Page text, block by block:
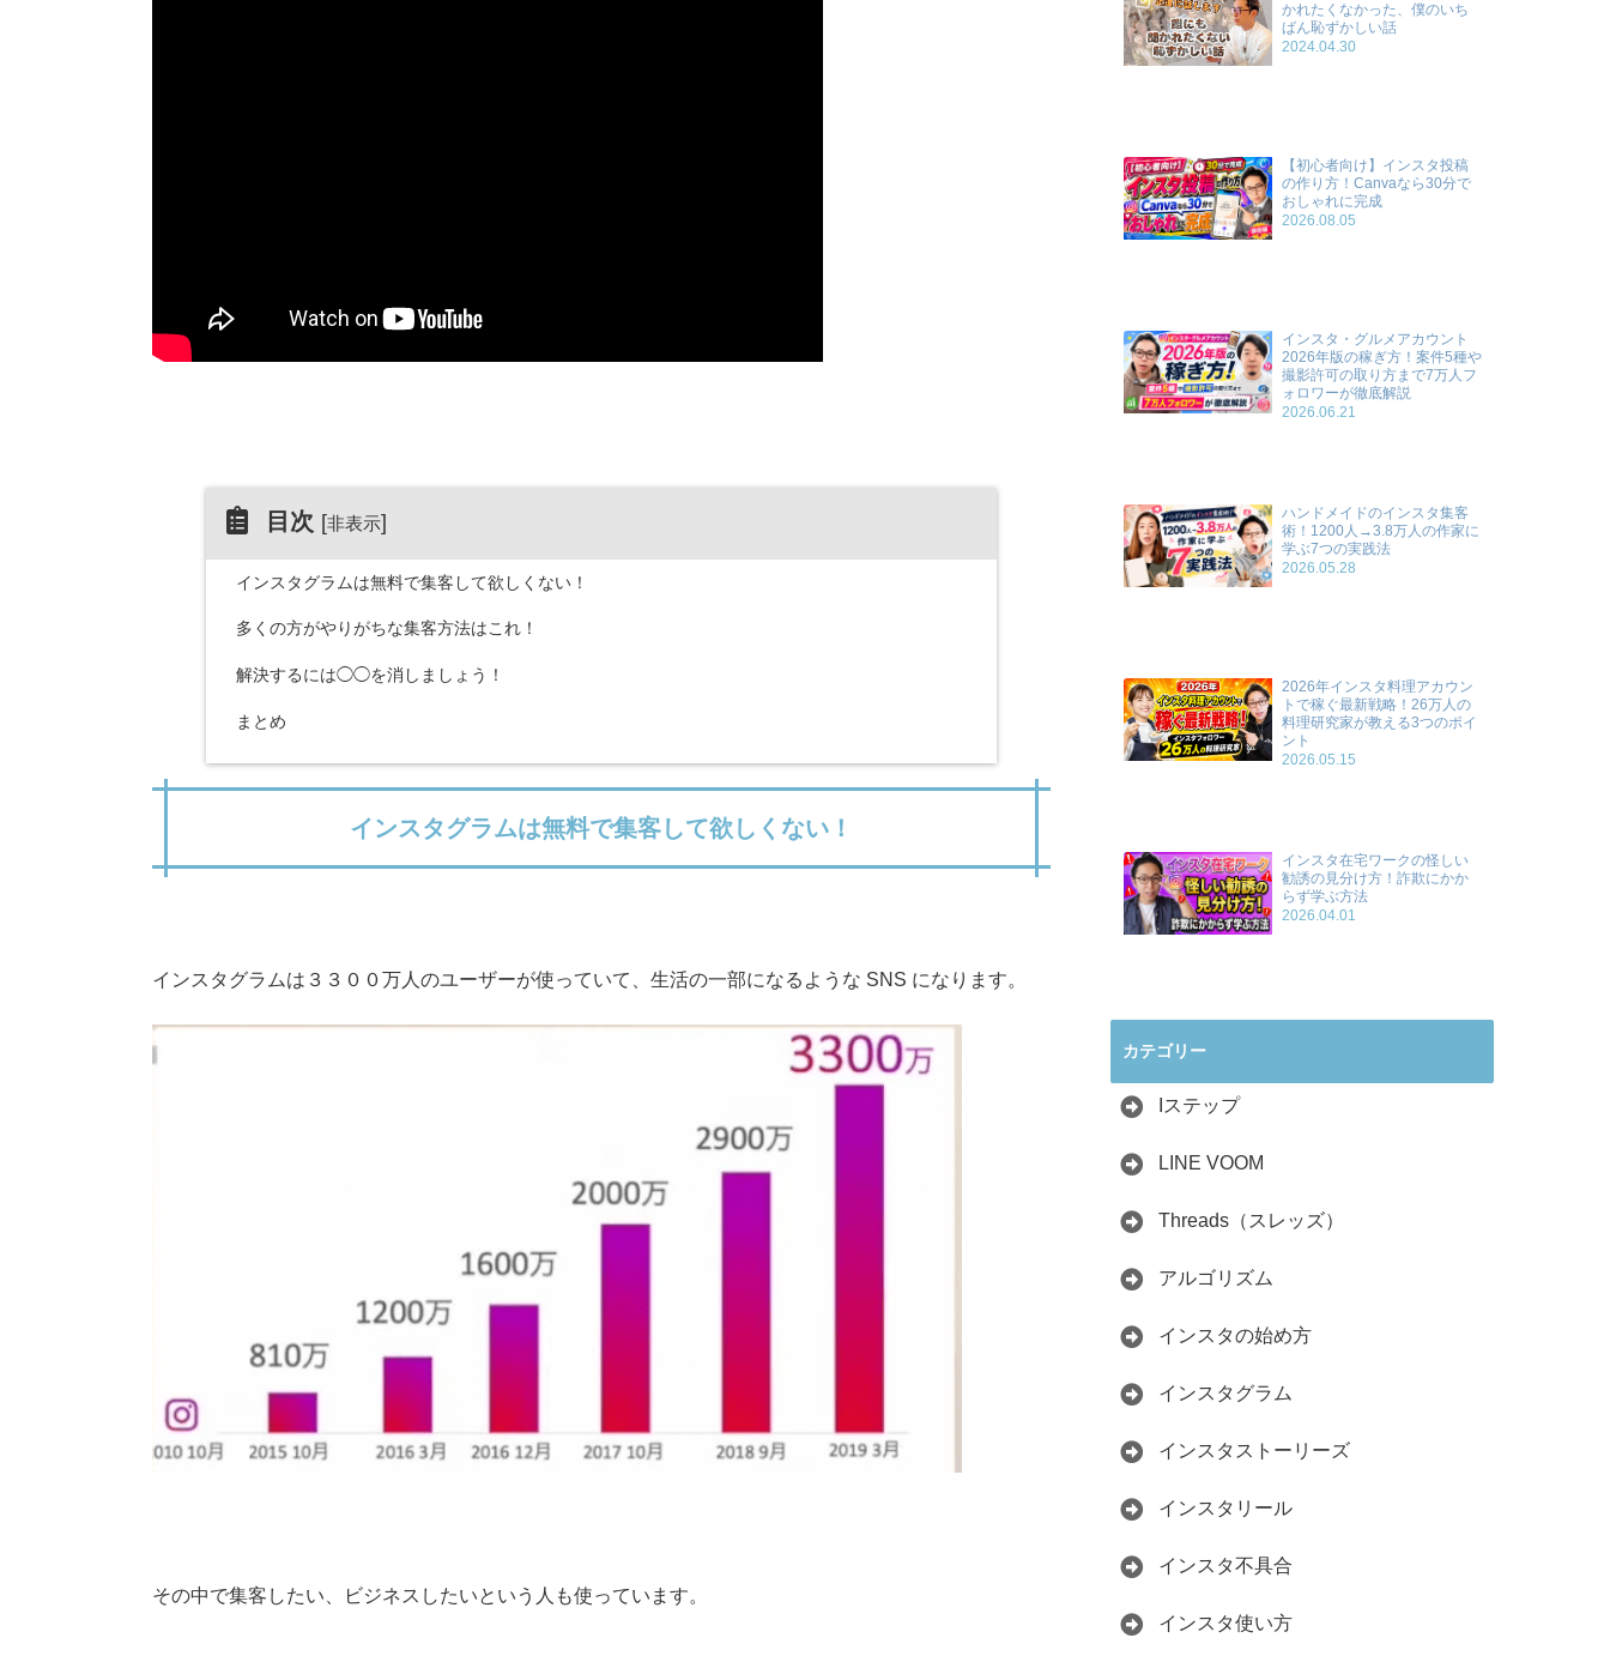
目次 [非表示]
インスタグラムは無料で集客して欲しくない！
多くの方がやりがちな集客方法はこれ！
解決するには◯◯を消しましょう！
まとめ
インスタグラムは無料で集客して欲しくない！
インスタグラムは３３００万人のユーザーが使っていて、生活の一部になるような SNS になります。
その中で集客したい、ビジネスしたいという人も使っています。
かれたくなかった、僕のいち
ばん恥ずかしい話
2024.04.30
【初心者向け】インスタ投稿
の作り方！Canvaなら30分で
おしゃれに完成
2026.08.05
インスタ・グルメアカウント
2026年版の稼ぎ方！案件5種や
撮影許可の取り方まで7万人フ
ォロワーが徹底解説
2026.06.21
ハンドメイドのインスタ集客
術！1200人→3.8万人の作家に
学ぶ7つの実践法
2026.05.28
2026年インスタ料理アカウン
トで稼ぐ最新戦略！26万人の
料理研究家が教える3つのポイ
ント
2026.05.15
インスタ在宅ワークの怪しい
勧誘の見分け方！詐欺にかか
らず学ぶ方法
2026.04.01
カテゴリー
Iステップ
LINE VOOM
Threads（スレッズ）
アルゴリズム
インスタの始め方
インスタグラム
インスタストーリーズ
インスタリール
インスタ不具合
インスタ使い方